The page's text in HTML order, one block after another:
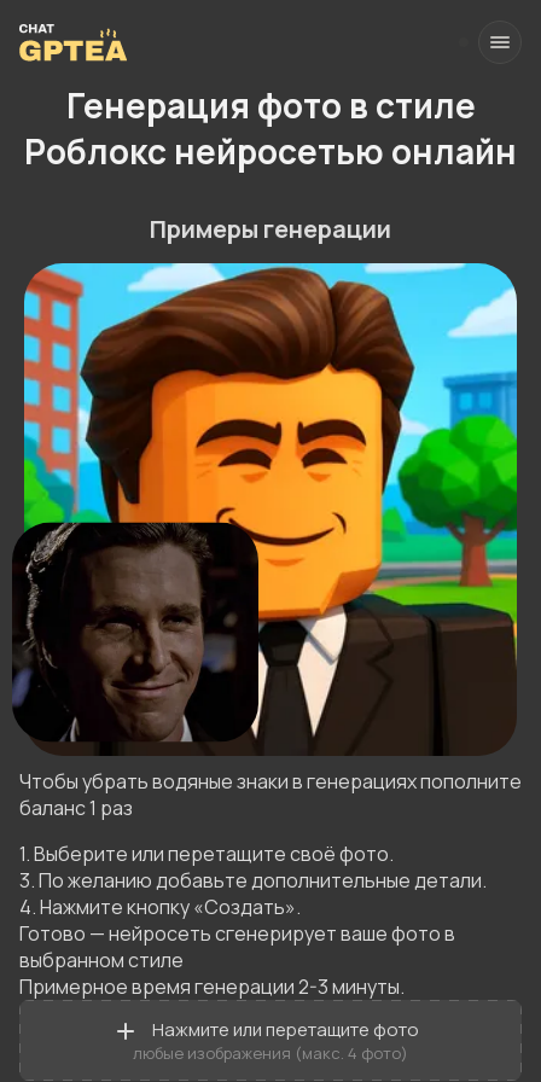
Генерация фото в стиле
Роблокс нейросетью онлайн
Нажмите или перетащите фото
любые изображения (макс. 4 фото)
Примеры генерации
Чтобы убрать водяные знаки в генерациях пополните
баланс 1 раз
1. Выберите или перетащите своё фото.
3. По желанию добавьте дополнительные детали.
4. Нажмите кнопку «Создать».
Готово — нейросеть сгенерирует ваше фото в
выбранном стиле
Примерное время генерации 2-3 минуты.